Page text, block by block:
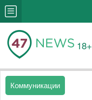
18+
Коммуникации